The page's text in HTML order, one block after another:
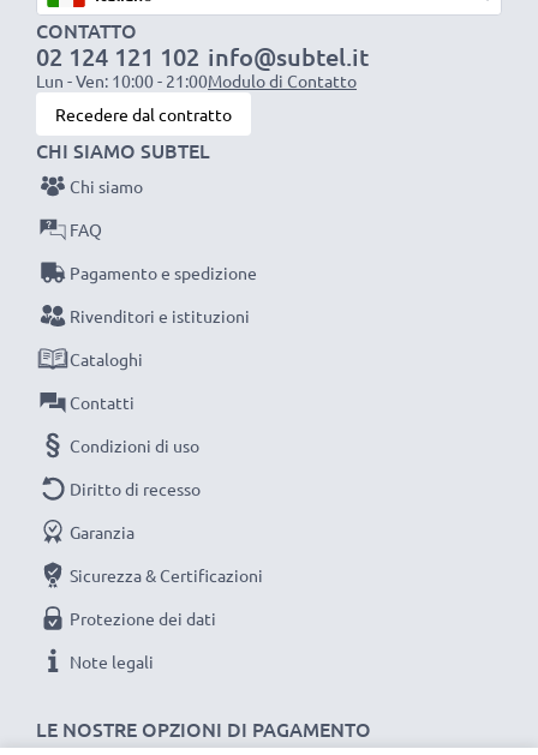
CONTATTO
02 124 121 102
Lun - Ven: 10:00 - 21:00
info@subtel.it
Modulo di Contatto
Recedere dal contratto
LE NOSTRE OPZIONI DI PAGAMENTO
CHI SIAMO SUBTEL
Chi siamo
FAQ
Pagamento e spedizione
Rivenditori e istituzioni
Cataloghi
Contatti
Condizioni di uso
Diritto di recesso
Garanzia
Sicurezza & Certificazioni
Protezione dei dati
Note legali